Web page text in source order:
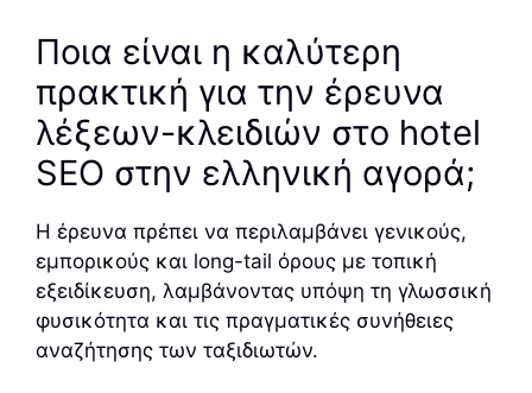
Ποια είναι η καλύτερη
πρακτική για την έρευνα
λέξεων-κλειδιών στο hotel
SEO στην ελληνική αγορά;
Η έρευνα πρέπει να περιλαμβάνει γενικούς,
εμπορικούς και long-tail όρους με τοπική
εξειδίκευση, λαμβάνοντας υπόψη τη γλωσσική
φυσικότητα και τις πραγματικές συνήθειες
αναζήτησης των ταξιδιωτών.